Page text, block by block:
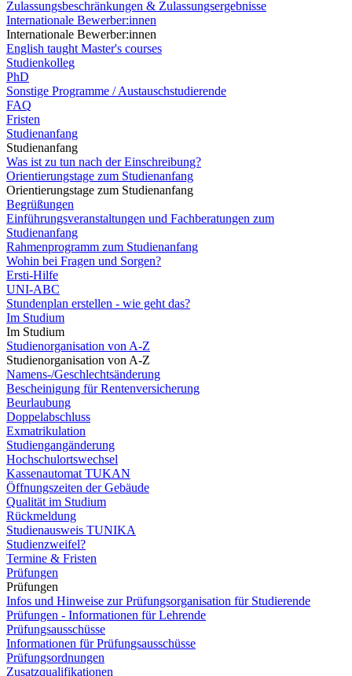
Zulassungsbeschränkungen & Zulassungsergebnisse
Internationale Bewerber:innen
Internationale Bewerber:innen
English taught Master's courses
Studienkolleg
PhD
Sonstige Programme / Austauschstudierende
FAQ
Fristen
Studienanfang
Studienanfang
Was ist zu tun nach der Einschreibung?
Orientierungstage zum Studienanfang
Orientierungstage zum Studienanfang
Begrüßungen
Einführungsveranstaltungen und Fachberatungen zum
Studienanfang
Rahmenprogramm zum Studienanfang
Wohin bei Fragen und Sorgen?
Ersti-Hilfe
UNI-ABC
Stundenplan erstellen - wie geht das?
Im Studium
Im Studium
Studienorganisation von A-Z
Studienorganisation von A-Z
Namens-/Geschlechtsänderung
Bescheinigung für Rentenversicherung
Beurlaubung
Doppelabschluss
Exmatrikulation
Studiengangänderung
Hochschulortswechsel
Kassenautomat TUKAN
Öffnungszeiten der Gebäude
Qualität im Studium
Rückmeldung
Studienausweis TUNIKA
Studienzweifel?
Termine & Fristen
Prüfungen
Prüfungen
Infos und Hinweise zur Prüfungsorganisation für Studierende
Prüfungen - Informationen für Lehrende
Prüfungsausschüsse
Informationen für Prüfungsausschüsse
Prüfungsordnungen
Zusatzqualifikationen